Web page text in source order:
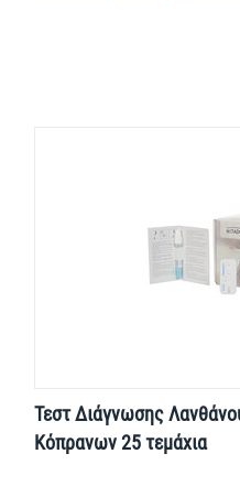
Τεστ Διάγνωσης
Κόπρανων 25 τεμάχια